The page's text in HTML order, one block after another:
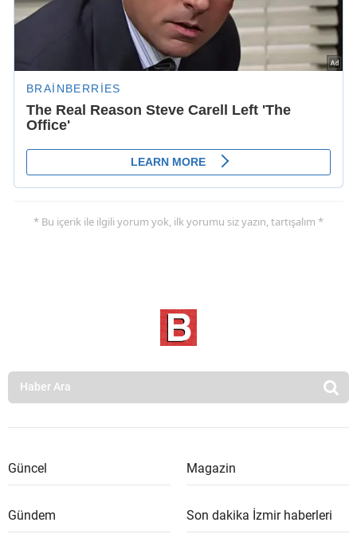
* Bu içerik ile ilgili yorum yok, ilk yorumu siz yazın, tartışalım *
Güncel Magazin
Gündem Son dakika İzmir haberleri